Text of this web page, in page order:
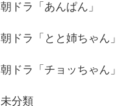
朝ドラ「あんぱん」
朝ドラ「とと姉ちゃん」
朝ドラ「チョッちゃん」
未分類